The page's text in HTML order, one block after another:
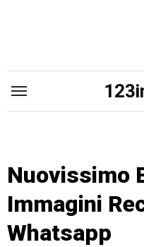
Nuovissimo
Immagini
Whatsapp